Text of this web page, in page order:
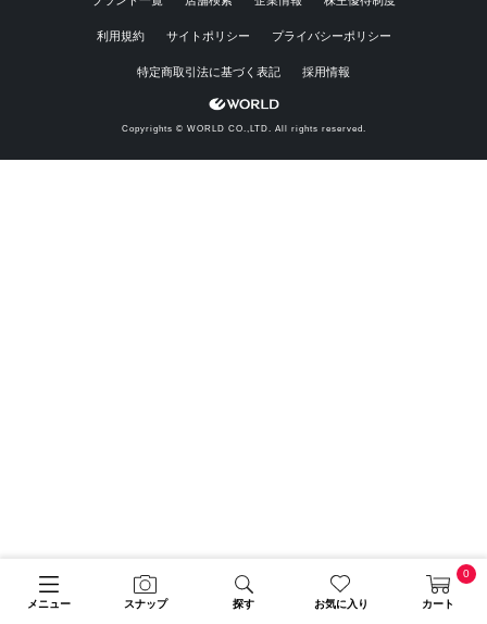
メニュー スナップ 探す お気に入り カート
0
利用規約 サイトポリシー プライバシーポリシー
特定商取引法に基づく表記 採用情報
Copyrights © WORLD CO.,LTD. All rights reserved.